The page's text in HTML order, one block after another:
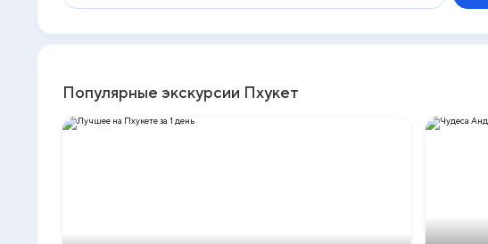
Популярные экскурсии Пхукет